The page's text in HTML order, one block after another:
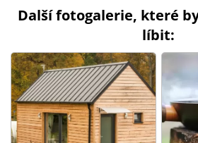
Další fotogalerie, které
líbit: